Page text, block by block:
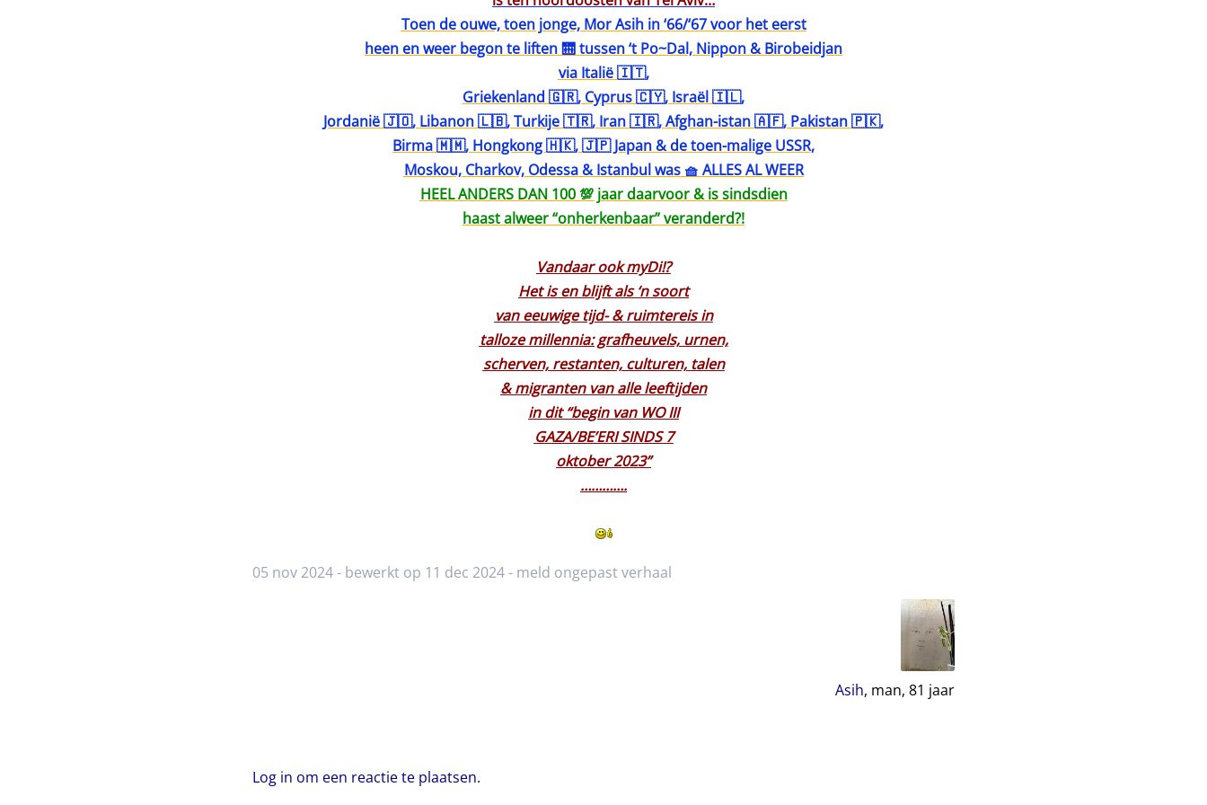
Toen de ouwe, toen jonge, Mor Asih in ‘66/‘67 voor het eerst
heen en weer begon te liften 🛗 tussen ‘t Po~Dal, Nippon & Birobeidjan
via Italië 🇮🇹,
Griekenland 🇬🇷, Cyprus 🇨🇾, Israël 🇮🇱,
Jordanië 🇯🇴, Libanon 🇱🇧, Turkije 🇹🇷, Iran 🇮🇷, Afghan-istan 🇦🇫, Pakistan 🇵🇰,
Birma 🇲🇲, Hongkong 🇭🇰, 🇯🇵 Japan & de toen-malige USSR,
Moskou, Charkov, Odessa & Istanbul was 🧺 ALLES AL WEER
HEEL ANDERS DAN 100 💯 jaar daarvoor & is sindsdien
haast alweer “onherkenbaar” veranderd?!
Vandaar ook myDi!?
Het is en blijft als ‘n soort
van eeuwige tijd- & ruimtereis in
talloze millennia: grafheuvels, urnen,
scherven, restanten, culturen, talen
& migranten van alle leeftijden
in dit “begin van WO III
GAZA/BE’ERI SINDS 7
oktober 2023”
………….
05 nov 2024 - bewerkt op 11 dec 2024 - meld ongepast verhaal
Asih, man, 81 jaar
Log in om een reactie te plaatsen.